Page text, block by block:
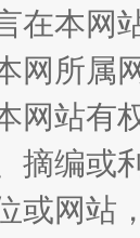
在本
网所属
网站有
摘编或
或网站